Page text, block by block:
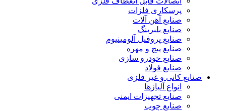
پرسکاری فلزات
صنایع آهن آلات
صنایع بلبرینگ
صنایع پروفیل آلومینیوم
صنایع پیچ و مهره
صنایع خودرو سازی
صنایع فولاد
صنایع کانی و غیر فلزی
انواع آلياژها
صنایع تجهیزات ایمنی
صنایع چوب